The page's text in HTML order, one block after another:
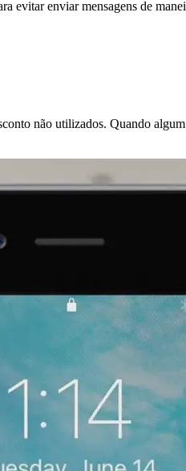
evitar enviar mensagens de
não utilizados. Quando